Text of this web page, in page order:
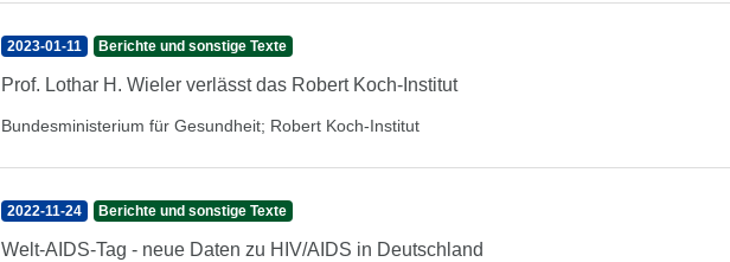
2023-01-11 Berichte und sonstige Texte
Prof. Lothar H. Wieler verlässt das Robert Koch-Institut
Bundesministerium für Gesundheit; Robert Koch-Institut
2022-11-24 Berichte und sonstige Texte
Welt-AIDS-Tag - neue Daten zu HIV/AIDS in Deutschland